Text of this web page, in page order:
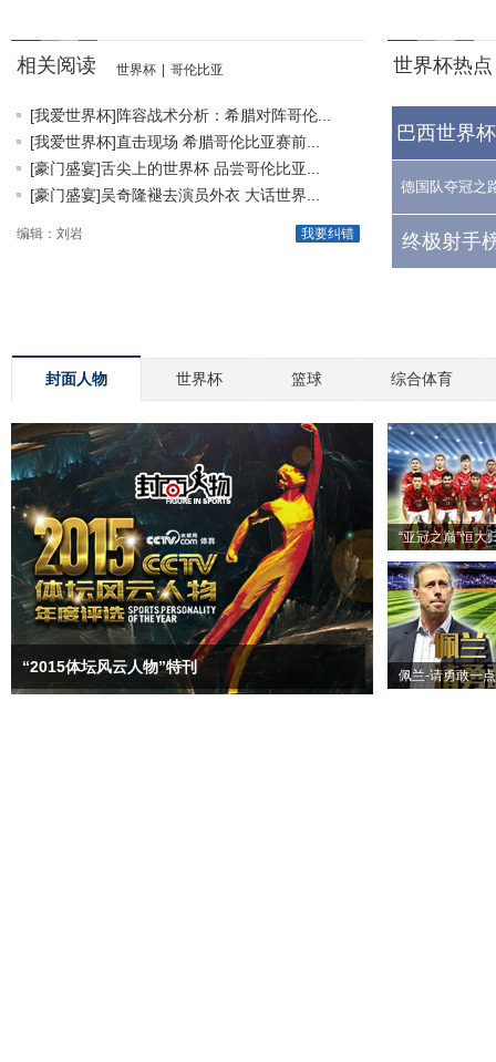
相关阅读 世界杯 哥伦比亚
[我爱世界杯]阵容战术分析：希腊对阵哥伦...
[我爱世界杯]直击现场 希腊哥伦比亚赛前...
[豪门盛宴]舌尖上的世界杯 品尝哥伦比亚...
[豪门盛宴]吴奇隆褪去演员外衣 大话世界...
我要纠错
编辑：刘岩
世界杯热点
巴西世界
德国队夺冠之
终极射手
封面人物 世界杯 篮球 综合体育
“2015体坛风云人物”特刊
“亚冠之巅”恒大
佩兰-请勇敢一点